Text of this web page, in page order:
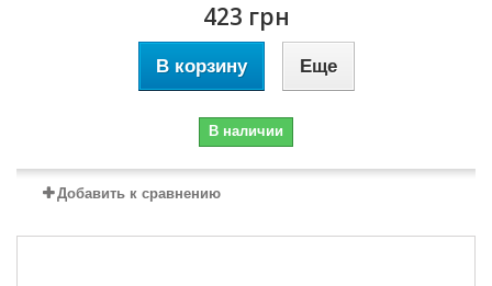
423 грн
В корзину Еще
В наличии
Добавить к сравнению